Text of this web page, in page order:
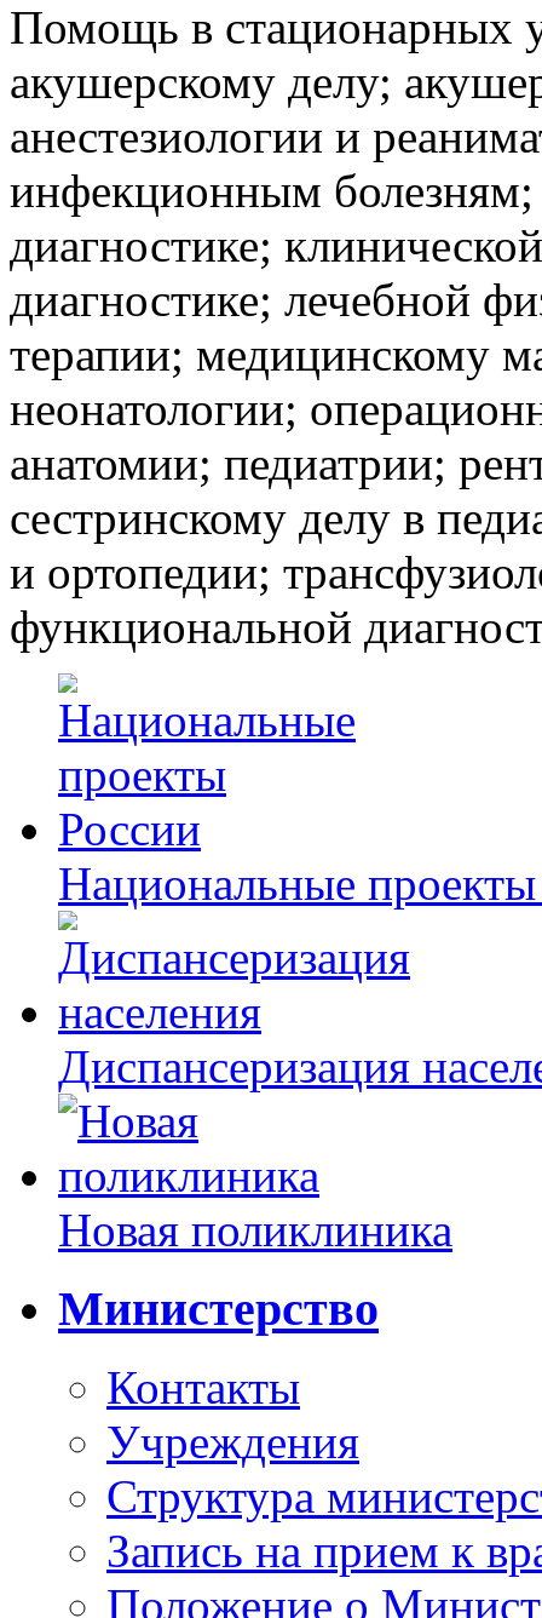
Помощь в стационарных
акушерскому делу;
анестезиологии и
инфекционным болезням;
диагностике;
диагностике; лечебной
терапии; медицинскому
неонатологии;
анатомии; педиатрии;
сестринскому делу в
и ортопедии;
функциональной
Национальные
Диспансеризация
Новая поликлиника
Министерство
Контакты
Учреждения
Структура
Запись на прием к
Положение о